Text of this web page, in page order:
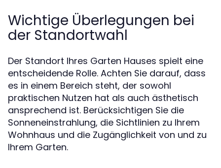
Wichtige Überlegungen bei
der Standortwahl
Der Standort Ihres Garten Hauses spielt eine
entscheidende Rolle. Achten Sie darauf, dass
es in einem Bereich steht, der sowohl
praktischen Nutzen hat als auch ästhetisch
ansprechend ist. Berücksichtigen Sie die
Sonneneinstrahlung, die Sichtlinien zu Ihrem
Wohnhaus und die Zugänglichkeit von und zu
Ihrem Garten.